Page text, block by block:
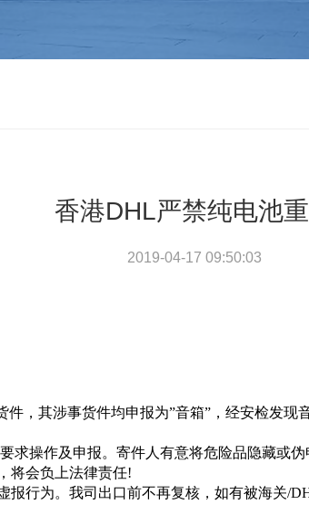
香港DHL严禁纯电池
2019-04-17 09:50:03
，其涉事货件均申报为”音箱”，经安检发
求操作及申报。寄件人有意将危险品隐藏或
将会负上法律责任!
报行为。 我司出口前不再复核，如有被海关/